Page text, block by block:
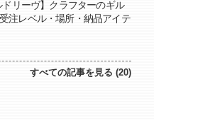
ドリーヴ】クラフターのギル
注レベル・場所・納品アイテ
すべての記事を見る (20)